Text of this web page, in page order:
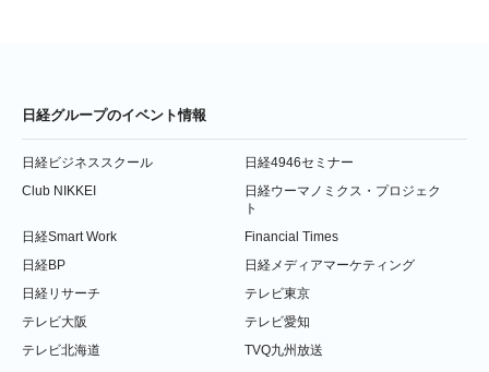
日経グループのイベント情報
日経ビジネススクール
日経4946セミナー
Club NIKKEI
日経ウーマノミクス・プロジェク
ト
日経Smart Work
Financial Times
日経BP
日経メディアマーケティング
日経リサーチ
テレビ東京
テレビ大阪
テレビ愛知
テレビ北海道
TVQ九州放送